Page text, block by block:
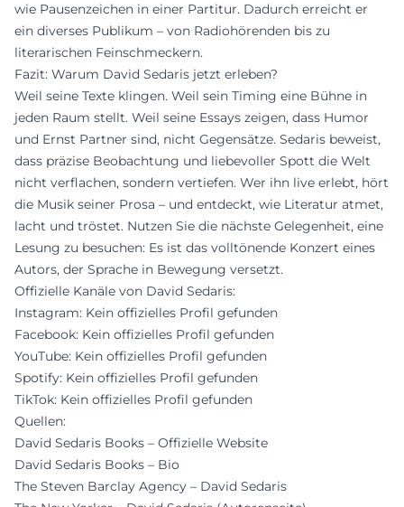
wie Pausenzeichen in einer Partitur. Dadurch erreicht er
ein diverses Publikum – von Radiohörenden bis zu
literarischen Feinschmeckern.
Fazit: Warum David Sedaris jetzt erleben?
Weil seine Texte klingen. Weil sein Timing eine Bühne in
jeden Raum stellt. Weil seine Essays zeigen, dass Humor
und Ernst Partner sind, nicht Gegensätze. Sedaris beweist,
dass präzise Beobachtung und liebevoller Spott die Welt
nicht verflachen, sondern vertiefen. Wer ihn live erlebt, hört
die Musik seiner Prosa – und entdeckt, wie Literatur atmet,
lacht und tröstet. Nutzen Sie die nächste Gelegenheit, eine
Lesung zu besuchen: Es ist das volltönende Konzert eines
Autors, der Sprache in Bewegung versetzt.
Offizielle Kanäle von David Sedaris:
Instagram: Kein offizielles Profil gefunden
Facebook: Kein offizielles Profil gefunden
YouTube: Kein offizielles Profil gefunden
Spotify: Kein offizielles Profil gefunden
TikTok: Kein offizielles Profil gefunden
Quellen:
David Sedaris Books – Offizielle Website
David Sedaris Books – Bio
The Steven Barclay Agency – David Sedaris